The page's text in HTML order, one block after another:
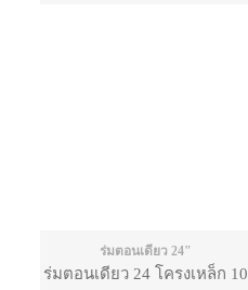
ร่มตอนเดียว 24"
ร่มตอนเดียว 24 โครงเหล็ก 10